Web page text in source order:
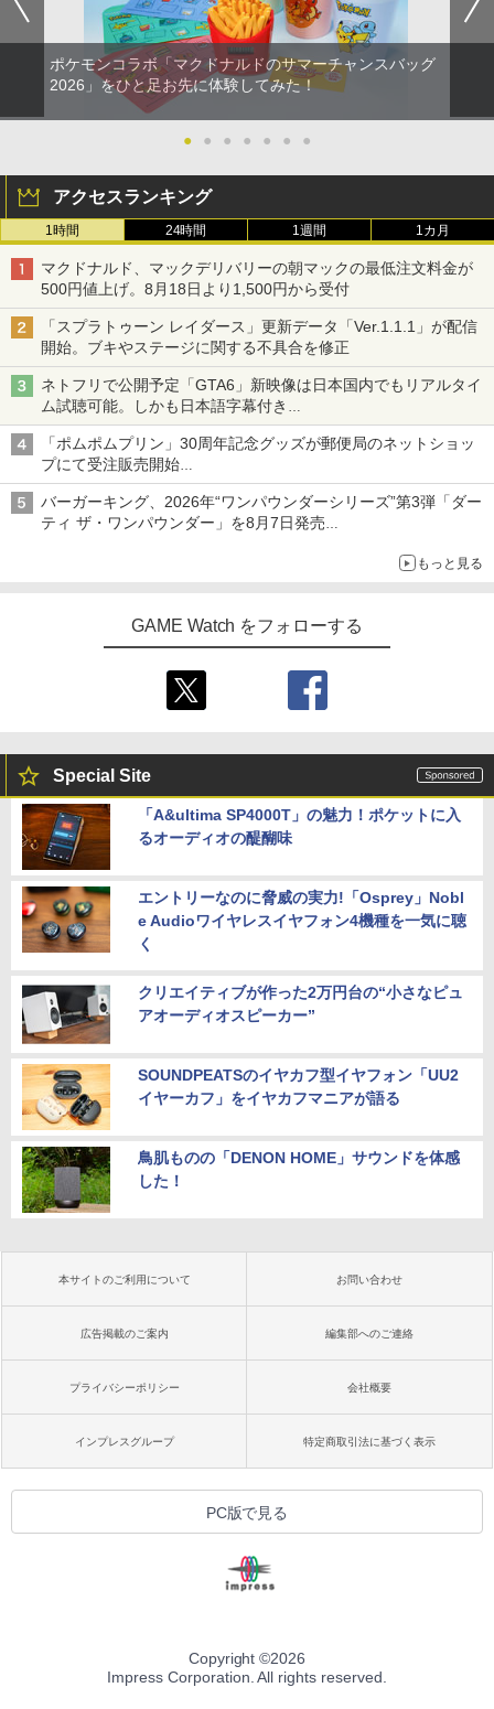
ポケモンコラボ「マクドナルドのサマーチャンスバッグ
2026」をひと足お先に体験してみた！
● ● ● ● ● ● ●
アクセスランキング
1時間 24時間 1週間 1カ月
マクドナルド、マックデリバリーの朝マックの最低注文料金が
500円値上げ。8月18日より1,500円から受付
「スプラトゥーン レイダース」更新データ「Ver.1.1.1」が配信
開始。ブキやステージに関する不具合を修正
ネトフリで公開予定「GTA6」新映像は日本国内でもリアルタイ
ム試聴可能。しかも日本語字幕付き
Netflixから公式回答あり
「ポムポムプリン」30周年記念グッズが郵便局のネットショッ
プにて受注販売開始
「おもちもちもちクッション」など今年だけの限定商品が登場
バーガーキング、2026年“ワンパウンダーシリーズ”第3弾「ダー
ティ ザ・ワンパウンダー」を8月7日発売
もっと見る
GAME Watch をフォローする
Special Site
「A&ultima SP4000T」の魅力！ポケットに入
るオーディオの醍醐味
エントリーなのに脅威の実力!「Osprey」Nobl
e Audioワイヤレスイヤフォン4機種を一気に聴
く
クリエイティブが作った2万円台の“小さなピュ
アオーディオスピーカー”
SOUNDPEATSのイヤカフ型イヤフォン「UU2
イヤーカフ」をイヤカフマニアが語る
鳥肌ものの「DENON HOME」サウンドを体感
した！
本サイトのご利用について お問い合わせ
広告掲載のご案内 編集部へのご連絡
プライバシーポリシー 会社概要
インプレスグループ 特定商取引法に基づく表示
PC版で見る
Copyright ©2026
Impress Corporation. All rights reserved.